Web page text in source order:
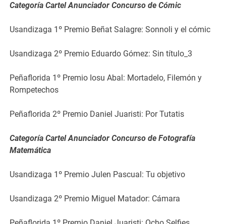
Categoría Cartel Anunciador Concurso de Cómic
Usandizaga 1º Premio Beñat Salagre: Sonnoli y el cómic
Usandizaga 2º Premio Eduardo Gómez: Sin título_3
Peñaflorida 1º Premio Iosu Abal: Mortadelo, Filemón y
Rompetechos
Peñaflorida 2º Premio Daniel Juaristi: Por Tutatis
Categoría Cartel Anunciador Concurso de Fotografía
Matemática
Usandizaga 1º Premio Julen Pascual: Tu objetivo
Usandizaga 2º Premio Miguel Matador: Cámara